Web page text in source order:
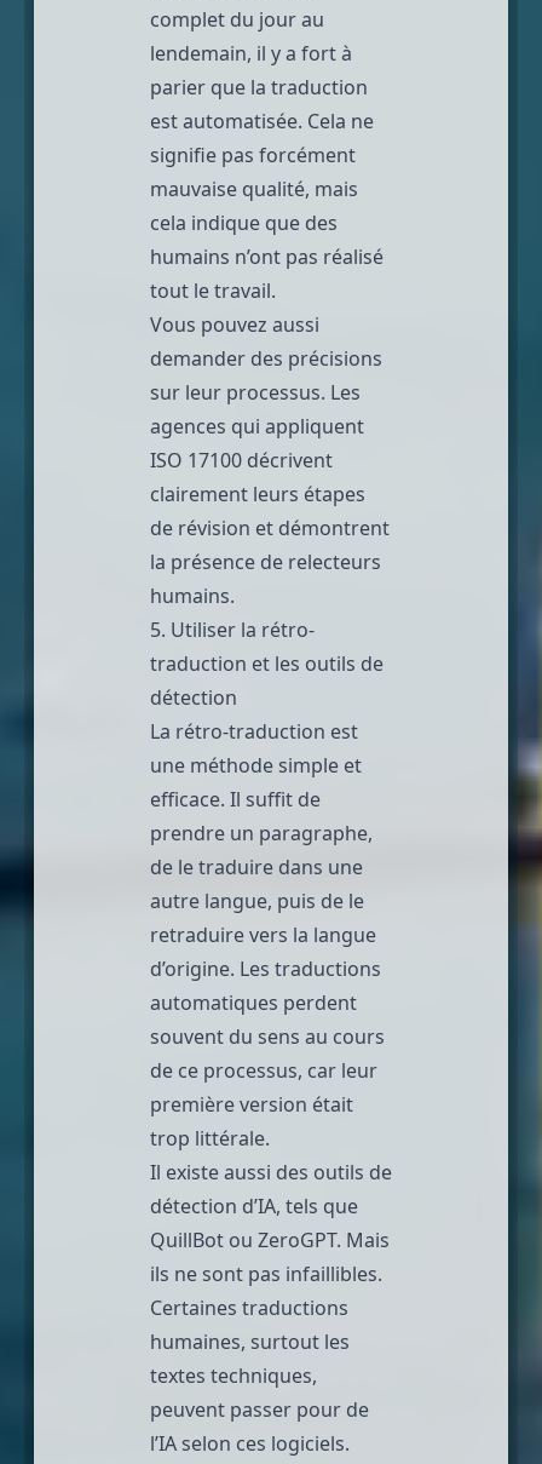
complet du jour au
lendemain, il y a fort à
parier que la traduction
est automatisée. Cela ne
signifie pas forcément
mauvaise qualité, mais
cela indique que des
humains n’ont pas réalisé
tout le travail.
Vous pouvez aussi
demander des précisions
sur leur processus. Les
agences qui appliquent
ISO 17100 décrivent
clairement leurs étapes
de révision et démontrent
la présence de relecteurs
humains.
5. Utiliser la rétro-
traduction et les outils de
détection
La rétro-traduction est
une méthode simple et
efficace. Il suffit de
prendre un paragraphe,
de le traduire dans une
autre langue, puis de le
retraduire vers la langue
d’origine. Les traductions
automatiques perdent
souvent du sens au cours
de ce processus, car leur
première version était
trop littérale.
Il existe aussi des outils de
détection d’IA, tels que
QuillBot ou ZeroGPT. Mais
ils ne sont pas infaillibles.
Certaines traductions
humaines, surtout les
textes techniques,
peuvent passer pour de
l’IA selon ces logiciels.